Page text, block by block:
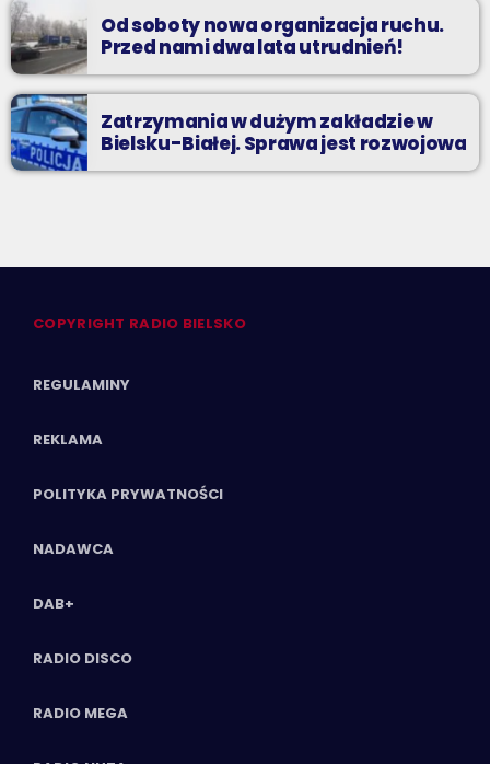
Od soboty nowa organizacja ruchu.
Przed nami dwa lata utrudnień!
Zatrzymania w dużym zakładzie w
Bielsku-Białej. Sprawa jest rozwojowa
COPYRIGHT RADIO BIELSKO
REGULAMINY
REKLAMA
POLITYKA PRYWATNOŚCI
NADAWCA
DAB+
RADIO DISCO
RADIO MEGA